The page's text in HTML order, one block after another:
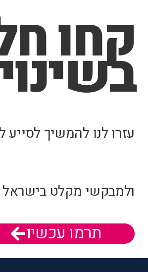
קחו
עזרו לנו להמשיך לסייע
ולמבקשי מקלט בישראל
תרמו עכשיו